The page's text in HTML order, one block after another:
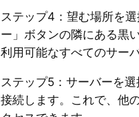
ステップ4：望む場所を
ー」ボタンの隣にある黒
利用可能なすべてのサー
ステップ5：サーバーを
接続します。これで、他